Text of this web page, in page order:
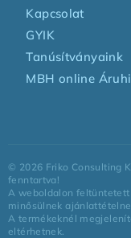
Kapcsolat
GYIK
Tanúsítványaink
MBH online
© 2026 Friko Consulting
fenntartva!
A weboldalon
minősülnek
A termékeknél
eltérhetnek.